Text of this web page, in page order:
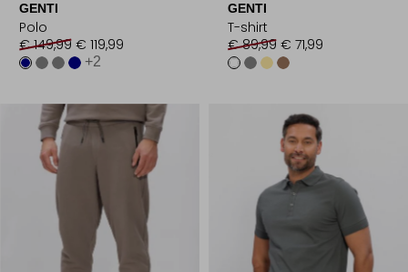
GENTI
Polo
€ 149,99 € 119,99
+2
GENTI
T-shirt
€ 89,99 € 71,99